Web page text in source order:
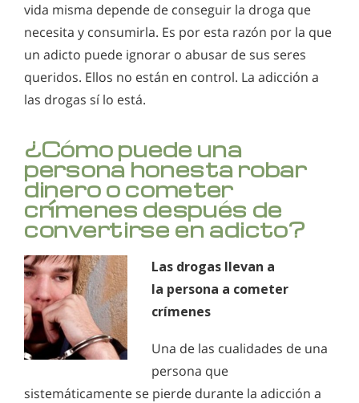
vida misma depende de conseguir la droga que
necesita y consumirla. Es por esta razón por la que
un adicto puede ignorar o abusar de sus seres
queridos. Ellos no están en control. La adicción a
las drogas sí lo está.
¿Cómo puede una
persona honesta robar
dinero o cometer
crímenes después de
convertirse en adicto?
Las drogas llevan a
la persona a cometer
crímenes
Una de las cualidades de una
persona que
sistemáticamente se pierde durante la adicción a